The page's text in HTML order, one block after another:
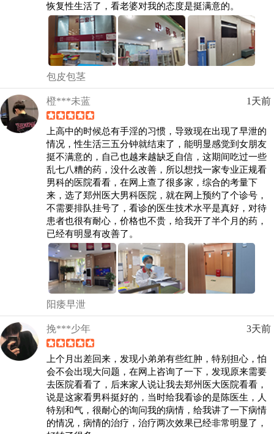
恢复性生活了，看老婆对我的态度是挺满意的。
包皮包茎
橙***未蓝 1天前
上高中的时候总有手淫的习惯，导致现在出现了早泄的
情况，性生活三五分钟就结束了，能明显感觉到女朋友
挺不满意的，自己也越来越缺乏自信，这期间吃过一些
乱七八糟的药，没什么改善，所以想找一家专业正规看
男科的医院看看，在网上查了很多家，综合的考量下
来，选了郑州医大男科医院，就在网上预约了个诊号，
不需要排队挂号了，看诊的医生技术水平是真好，对待
患者也很有耐心，价格也不贵，给我开了半个月的药，
已经有明显有改善了。
阳痿早泄
挽***少年 3天前
上个月出差回来，发现小弟弟有些红肿，特别担心，怕
会不会出现大问题，在网上咨询了一下，发现原来需要
去医院看看了，后来家人说让我去郑州医大医院看看，
说是这家看男科挺好的，当时给我看诊的是陈医生，人
特别和气，很耐心的询问我的病情，给我讲了一下病情
的情况，病情的治疗，治疗两次效果已经非常明显了，